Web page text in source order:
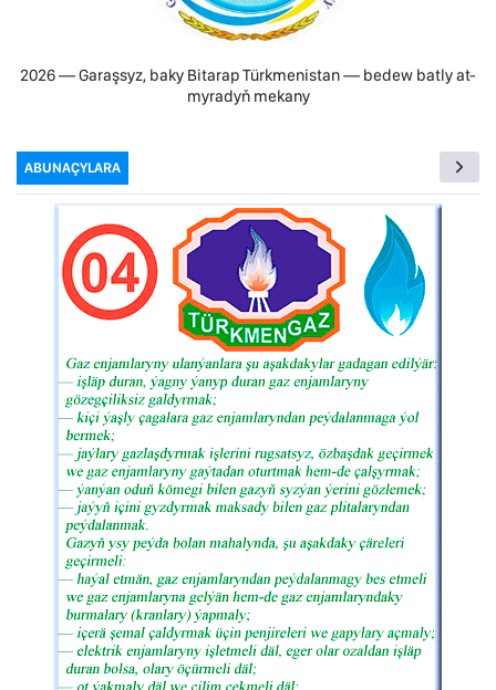
2026 — Garaşsyz, baky Bitarap Türkmenistan — bedew batly at-
myradyň mekany
ABUNAÇYLARA